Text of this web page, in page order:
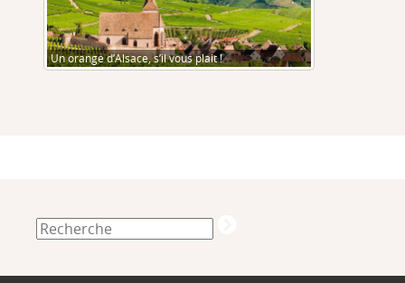
Un orange d’Alsace, s’il vous plait !